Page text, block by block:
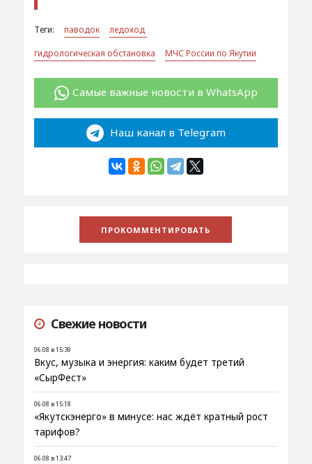
Теги: паводок
ледоход
гидрологическая обстановка
МЧС России по Якутии
Самые важные новости в WhatsApp
Наш канал в Telegram
Свежие новости
06.08 в 15:39
Вкус, музыка и энергия: каким будет третий
«СырФест»
06.08 в 15:18
«Якутскэнерго» в минусе: нас ждёт кратный рост
тарифов?
06.08 в 13:47